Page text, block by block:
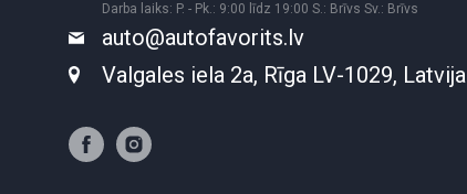
Darba laiks: P. - Pk.: 9:00 līdz 19:00 S.: Brīvs Sv.: Brīvs
auto@autofavorits.lv
Valgales iela 2a, Rīga LV-1029, Latvija